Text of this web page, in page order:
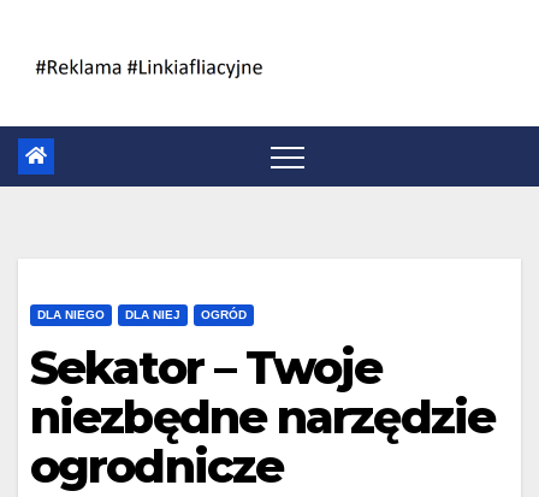
DLA NIEGO DLA NIEJ OGRÓD
Sekator – Twoje
niezbędne narzędzie
ogrodnicze